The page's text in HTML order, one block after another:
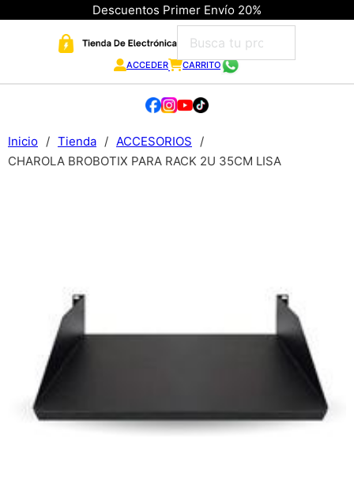
Descuentos Primer Envío 20%
ACCEDER CARRITO
Inicio / Tienda / ACCESORIOS
/
CHAROLA BROBOTIX PARA RACK 2U 35CM LISA